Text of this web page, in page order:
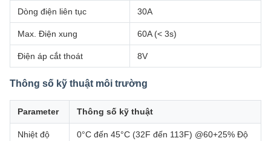
Dòng điện liên tục 30A
Max. Điện xung 60A (< 3s)
Điện áp cắt thoát 8V
Thông số kỹ thuật môi trường
Parameter Thông số kỹ thuật
Nhiệt độ
0°C đến 45°C (32F đến 113F) @60+25% Độ